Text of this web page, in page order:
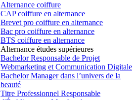
Alternance coiffure
CAP coiffure en alternance
Brevet pro coiffure en alternance
Bac pro coiffure en alternance
BTS coiffure en alternance
Alternance études supérieures
Bachelor Responsable de Projet
Webmarketing et Communication Digitale
Bachelor Manager dans l’univers de la
beauté
Titre Professionnel Responsable